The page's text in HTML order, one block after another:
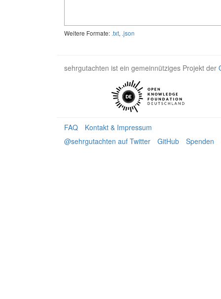
Weitere Formate: .txt, .json
sehrgutachten ist ein gemeinnütziges Projekt der
FAQ
Kontakt & Impressum
@sehrgutachten auf Twitter
GitHub Spenden